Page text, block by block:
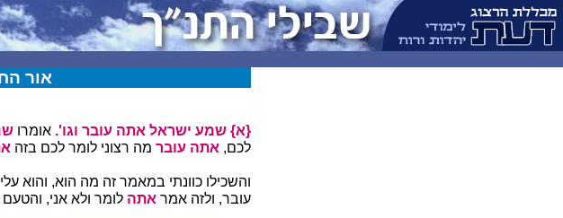
אור
{א} שמע ישראל אתה עובר וגו'. אומרו
לכם, אתה עובר מה רצוני לומר לכם בזה
והשכילו כוונתי במאמר זה מה הוא, והוא
עובר, ולזה אמר אתה לומר ולא אני,